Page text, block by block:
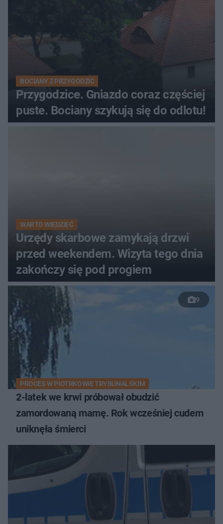
BOCIANY Z PRZYGODZIC
Przygodzice. Gniazdo coraz częściej
puste. Bociany szykują się do odlotu!
WARTO WIEDZIEĆ
Urzędy skarbowe zamykają drzwi
przed weekendem. Wizyta tego dnia
zakończy się pod progiem
9
PROCES W PIOTRKOWIE TRYBUNALSKIM
2-latek we krwi próbował obudzić
zamordowaną mamę. Rok wcześniej cudem
uniknęła śmierci